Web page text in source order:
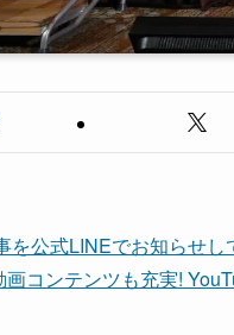
を公式LINEでお知らせし
画コンテンツも充実!